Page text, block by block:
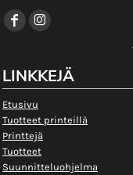
LINKKEJÄ
Etusivu
Tuotteet printeillä
Printtejä
Tuotteet
Suunnitteluohjelma